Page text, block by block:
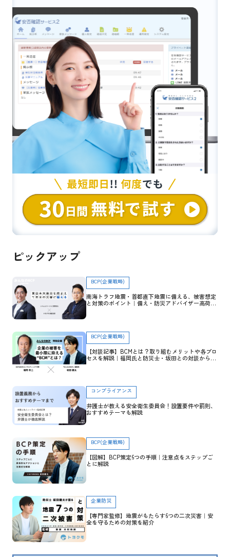
ピックアップ
BCP(企業戦略)
南海トラフ地震・首都直下地震に備える、被害想定
と対策のポイント｜備え・防災アドバイザー高荷智
BCP(企業戦略)
【対談記事】BCMとは？取り組むメリットや各プロ
セスを解説｜福岡氏と防災士・坂田との対談から学
コンプライアンス
弁護士が教える安全衛生委員会！設置要件や罰則、
おすすめテーマも解説
BCP(企業戦略)
【図解】BCP策定6つの手順｜注意点をステップご
とに解説
企業防災
【専門家監修】地震がもたらす6つの二次災害｜安
全を守るための対策を紹介